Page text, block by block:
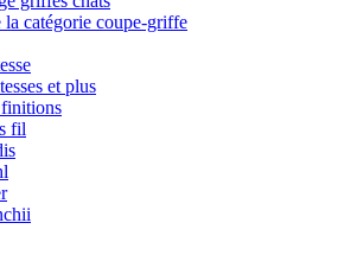
la catégorie coupe-griffe
et plus
fil